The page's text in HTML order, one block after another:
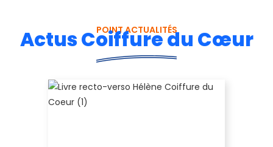
POINT ACTUALITÉS
Actus Coiffure du Cœur